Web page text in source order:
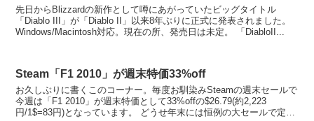
先日からBlizzardの新作として噂にあがっていたビッグタイトル
「Diablo III」が「Diablo II」以来8年ぶりに正式に発表されました。
Windows/Macintosh対応。現在の所、発売日は未定。 「DiabloII...
Steam「F1 2010」が週末特価33%off
お久しぶりに書くこのコーナー。毎度お馴染みSteamの週末セールで
今週は「F1 2010」が週末特価として33%offの$26.79(約2,223
円/1$=83円)となっています。 どうせ年末には恒例の大セールで定価